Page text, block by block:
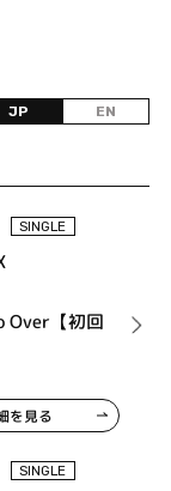
JP EN
SINGLE
Over【初回
を見る
SINGLE